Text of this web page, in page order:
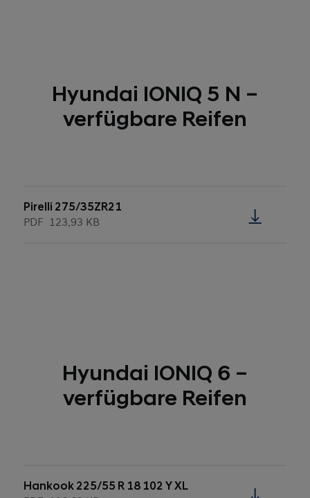
Hyundai IONIQ 5 N –
verfügbare Reifen
Pirelli 275/35ZR21
PDF 123.93 KB
Hyundai IONIQ 6 –
verfügbare Reifen
Hankook 225/55 R 18 102 Y XL